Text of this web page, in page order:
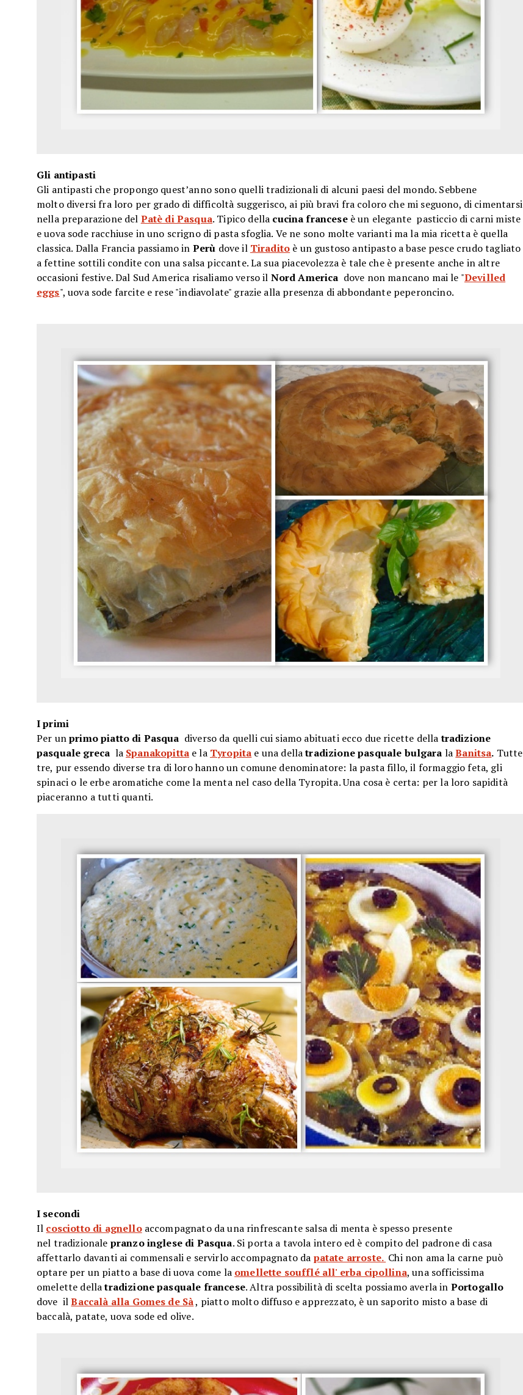
Gli antipasti
Gli antipasti che propongo quest’anno sono quelli tradizionali di alcuni paesi del mondo. Sebbene
molto diversi fra loro per grado di difficoltà suggerisco, ai più bravi fra coloro che mi seguono, di cimentarsi
nella preparazione del Patè di Pasqua. Tipico della cucina francese è un elegante pasticcio di carni miste
e uova sode racchiuse in uno scrigno di pasta sfoglia. Ve ne sono molte varianti ma la mia ricetta è quella
classica. Dalla Francia passiamo in Perù dove il Tiradito è un gustoso antipasto a base pesce crudo tagliato
a fettine sottili condite con una salsa piccante. La sua piacevolezza è tale che è presente anche in altre
occasioni festive. Dal Sud America risaliamo verso il Nord America dove non mancano mai le "Devilled
eggs", uova sode farcite e rese "indiavolate" grazie alla presenza di abbondante peperoncino.
I primi
Per unprimo piatto di Pasqua diverso da quelli cui siamo abituati ecco due ricette dellatradizione
pasquale greca la Spanakopittae la Tyropita e una dellatradizione pasquale bulgara laBanitsa. Tutte
tre, pur essendo diverse tra di loro hanno un comune denominatore: la pasta fillo, il formaggio feta, gli
spinaci o le erbe aromatiche come la menta nel caso della Tyropita. Una cosa è certa: per la loro sapidità
piaceranno a tutti quanti.
I secondi
Il cosciotto di agnello accompagnato da una rinfrescante salsa di menta è spesso presente
nel tradizionale pranzo inglese di Pasqua. Si porta a tavola intero ed è compito del padrone di casa
affettarlo davanti ai commensali e servirlo accompagnato da patate arroste. Chi non ama la carne può
optare per un piatto a base di uova come la omellette soufflé all' erba cipollina, una sofficissima
omelette dellatradizione pasquale francese. Altra possibilità di scelta possiamo averla in Portogallo
dove ilBaccalà alla Gomes de Sà, piatto molto diffuso e apprezzato, è un saporito misto a base di
baccalà, patate, uova sode ed olive.